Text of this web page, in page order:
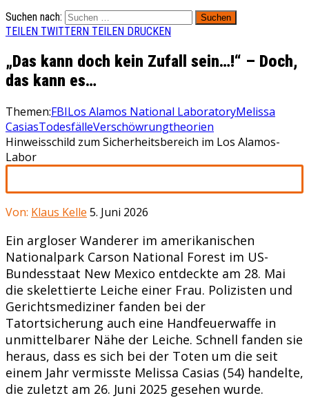
Suchen nach:
TEILEN TWITTERN TEILEN DRUCKEN
„Das kann doch kein Zufall sein…!“ – Doch,
das kann es…
Themen:FBILos Alamos National LaboratoryMelissa
CasiasTodesfälleVerschöwrungtheorien
Hinweisschild zum Sicherheitsbereich im Los Alamos-
Labor
Von: Klaus Kelle 5. Juni 2026
Ein argloser Wanderer im amerikanischen
Nationalpark Carson National Forest im US-
Bundesstaat New Mexico entdeckte am 28. Mai
die skelettierte Leiche einer Frau. Polizisten und
Gerichtsmediziner fanden bei der
Tatortsicherung auch eine Handfeuerwaffe in
unmittelbarer Nähe der Leiche. Schnell fanden sie
heraus, dass es sich bei der Toten um die seit
einem Jahr vermisste Melissa Casias (54) handelte,
die zuletzt am 26. Juni 2025 gesehen wurde.